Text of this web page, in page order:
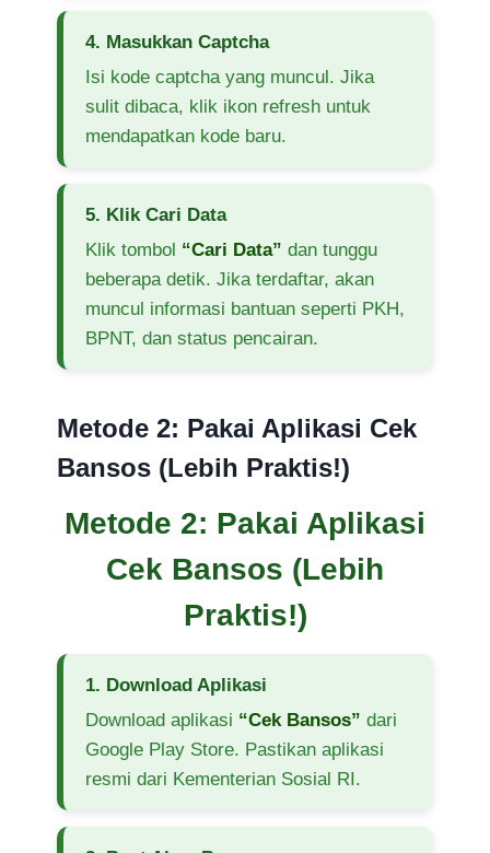
4. Masukkan Captcha
Isi kode captcha yang muncul. Jika
sulit dibaca, klik ikon refresh untuk
mendapatkan kode baru.
5. Klik Cari Data
Klik tombol “Cari Data” dan tunggu
beberapa detik. Jika terdaftar, akan
muncul informasi bantuan seperti PKH,
BPNT, dan status pencairan.
Metode 2: Pakai Aplikasi Cek
Bansos (Lebih Praktis!)
Metode 2: Pakai Aplikasi
Cek Bansos (Lebih
Praktis!)
1. Download Aplikasi
Download aplikasi “Cek Bansos” dari
Google Play Store. Pastikan aplikasi
resmi dari Kementerian Sosial RI.